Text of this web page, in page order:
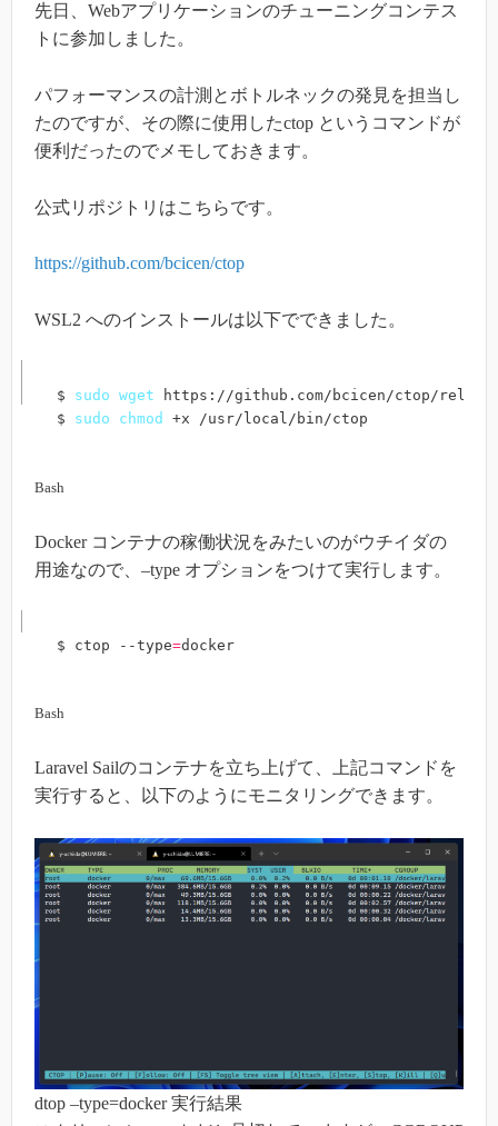
先日、Webアプリケーションのチューニングコンテス
トに参加しました。
パフォーマンスの計測とボトルネックの発見を担当し
たのですが、その際に使用したctop というコマンドが
便利だったのでメモしておきます。
公式リポジトリはこちらです。
https://github.com/bcicen/ctop
WSL2 へのインストールは以下でできました。
$ sudo wget https://github.com/bcicen/ctop/
$ sudo chmod +x /usr/local/bin/ctop
Bash
Docker コンテナの稼働状況をみたいのがウチイダの
用途なので、–type オプションをつけて実行します。
$ ctop --type=docker
Bash
Laravel Sailのコンテナを立ち上げて、上記コマンドを
実行すると、以下のようにモニタリングできます。
dtop –type=docker 実行結果